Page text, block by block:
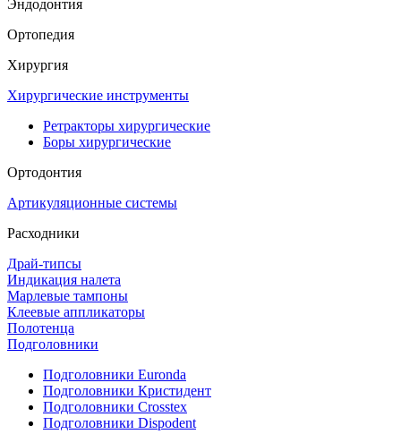
Эндодонтия
Ортопедия
Хирургия
Хирургические инструменты
Ретракторы хирургические
Боры хирургические
Ортодонтия
Артикуляционные системы
Расходники
Драй-типсы
Индикация налета
Марлевые тампоны
Клеевые аппликаторы
Полотенца
Подголовники
Подголовники Euronda
Подголовники Кристидент
Подголовники Crosstex
Подголовники Dispodent